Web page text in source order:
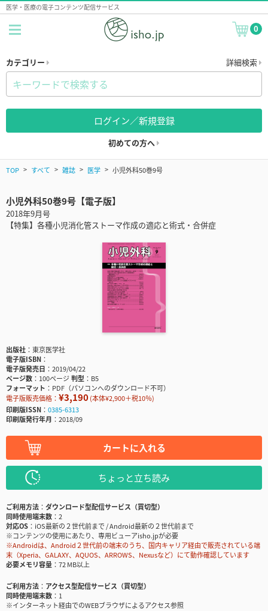
医学・医療の電子コンテンツ配信サービス
0
カテゴリー 詳細検索
ログイン／新規登録
初めての方へ
TOP すべて 雑誌 医学 小児外科50巻9号
小児外科50巻9号【電子版】
2018年9月号
【特集】各種小児消化管ストーマ作成の適応と術式・合併症
出版社
東京医学社
電子版ISBN
電子版発売日
2019/04/22
ページ数
100ページ判型
B5
フォーマット
PDF（パソコンへのダウンロード不可）
電子版販売価格： ¥3,190(本体¥2,900＋税10％)
印刷版ISSN
0385-6313
印刷版発行年月
2018/09
カートに入れる
ちょっと立ち読み
ご利用方法
ダウンロード型配信サービス（買切型）
同時使用端末数
2
対応OS
iOS最新の２世代前まで / Android最新の２世代前まで
※コンテンツの使用にあたり、専用ビューアisho.jpが必要
※Androidは、Android２世代前の端末のうち、国内キャリア経由で販売されている端
末（Xperia、GALAXY、AQUOS、ARROWS、Nexusなど）にて動作確認しています
必要メモリ容量
72 MB以上
ご利用方法
アクセス型配信サービス（買切型）
同時使用端末数
1
※インターネット経由でのWEBブラウザによるアクセス参照